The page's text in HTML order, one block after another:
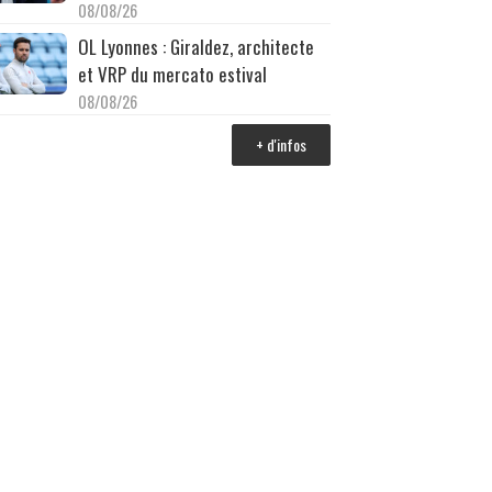
08/08/26
OL Lyonnes : Giraldez, architecte
et VRP du mercato estival
08/08/26
+ d'infos